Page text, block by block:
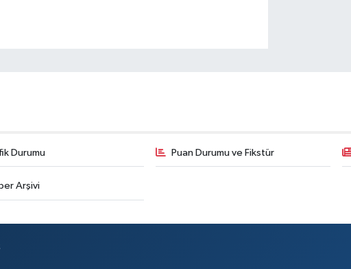
Durumu Puan Durumu ve Fikstür
Arşivi